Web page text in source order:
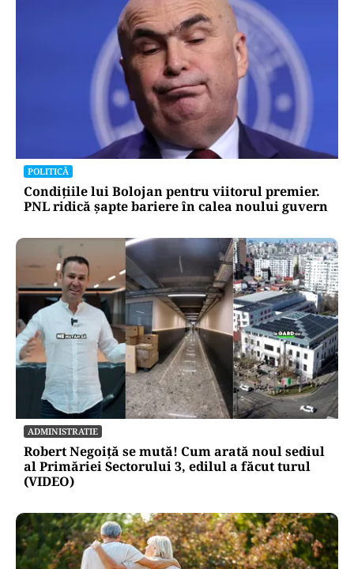
POLITICĂ
Condițiile lui Bolojan pentru viitorul premier.
PNL ridică șapte bariere în calea noului guvern
ADMINISTRATIE
Robert Negoiță se mută! Cum arată noul sediul
al Primăriei Sectorului 3, edilul a făcut turul
(VIDEO)